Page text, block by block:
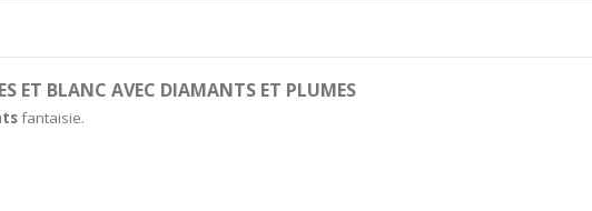
ET BLANC AVEC DIAMANTS ET PLUMES
fantaisie.